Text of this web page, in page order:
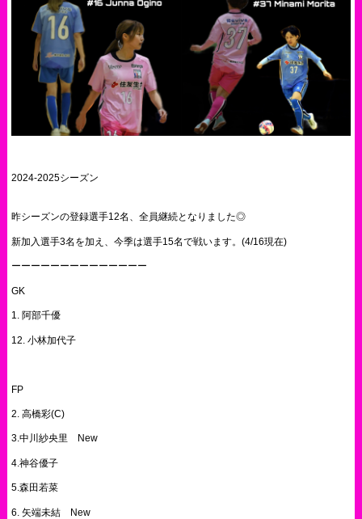
2024-2025シーズン
昨シーズンの登録選手12名、全員継続となりました◎
新加入選手3名を加え、今季は選手15名で戦います。(4/16現在)
ーーーーーーーーーーーーーー
GK
1. 阿部千優
12. 小林加代子
FP
2. 高橋彩(C)
3.中川紗央里 New
4.神谷優子
5.森田若菜
6. 矢端未結 New